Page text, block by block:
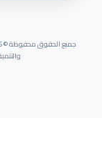
جميع الحقوق محفوظة ©